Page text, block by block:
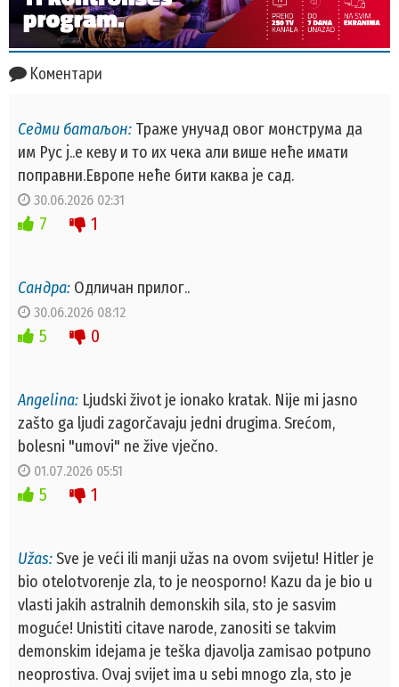
Коментари
Седми батаљон: Траже унучад овог монструма да
им Рус ј..е кеву и то их чека али више неће имати
поправни.Европе неће бити каква је сад.
30.06.2026 02:31
7 1
Сандра: Одличан прилог..
30.06.2026 08:12
5 0
Angelina: Ljudski život je ionako kratak. Nije mi jasno
zašto ga ljudi zagorčavaju jedni drugima. Srećom,
bolesni "umovi" ne žive vječno.
01.07.2026 05:51
5 1
Užas:Sve je veći ili manji užas na ovom svijetu! Hitler je
bio otelotvorenje zla, to je neosporno! Kazu da je bio u
vlasti jakih astralnih demonskih sila, sto je sasvim
moguće! Unistiti citave narode, zanositi se takvim
demonskim idejama je teška djavolja zamisao potpuno
neoprostiva. Ovaj svijet ima u sebi mnogo zla, sto je